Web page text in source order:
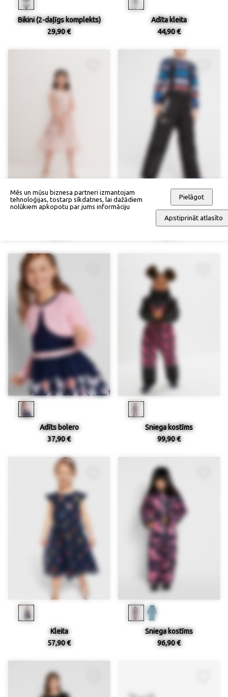
Bikini (2-daļīgs komplekts)
29,90 €
Adīta kleita
44,90 €
Slēpošanas un sniega bikses
Adīts bolero
37,90 €
Sniega kostīms
99,90 €
Kleita
57,90 €
Sniega kostīms
96,90 €
Mēs un mūsu biznesa partneri izmantojam
tehnoloģijas, tostarp sīkdatnes, lai dažādiem
nolūkiem apkopotu par jums informāciju
Pielāgot
Apstiprināt atlasīto